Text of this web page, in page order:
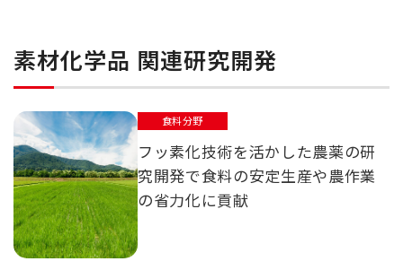
素材化学品 関連研究開発
食料分野
フッ素化技術を活かした農薬の研
究開発で食料の安定生産や農作業
の省力化に貢献